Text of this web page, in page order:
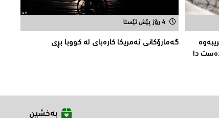
4 رۆژ پێش ئێستا
گەمارۆکانی ئەمریکا کارەبای لە کووبا بڕی
بەخشین